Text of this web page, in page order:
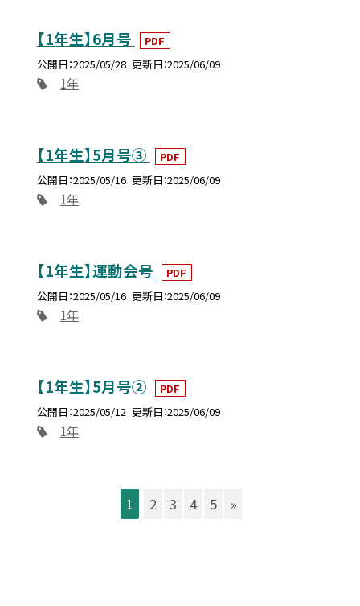
【1年生】6月号
PDF
公開日 2025/05/28 更新日 2025/06/09
1年
【1年生】5月号③
PDF
公開日 2025/05/16 更新日 2025/06/09
1年
【1年生】運動会号
PDF
公開日 2025/05/16 更新日 2025/06/09
1年
【1年生】5月号②
PDF
公開日 2025/05/12 更新日 2025/06/09
1年
1 2 3 4 5 »